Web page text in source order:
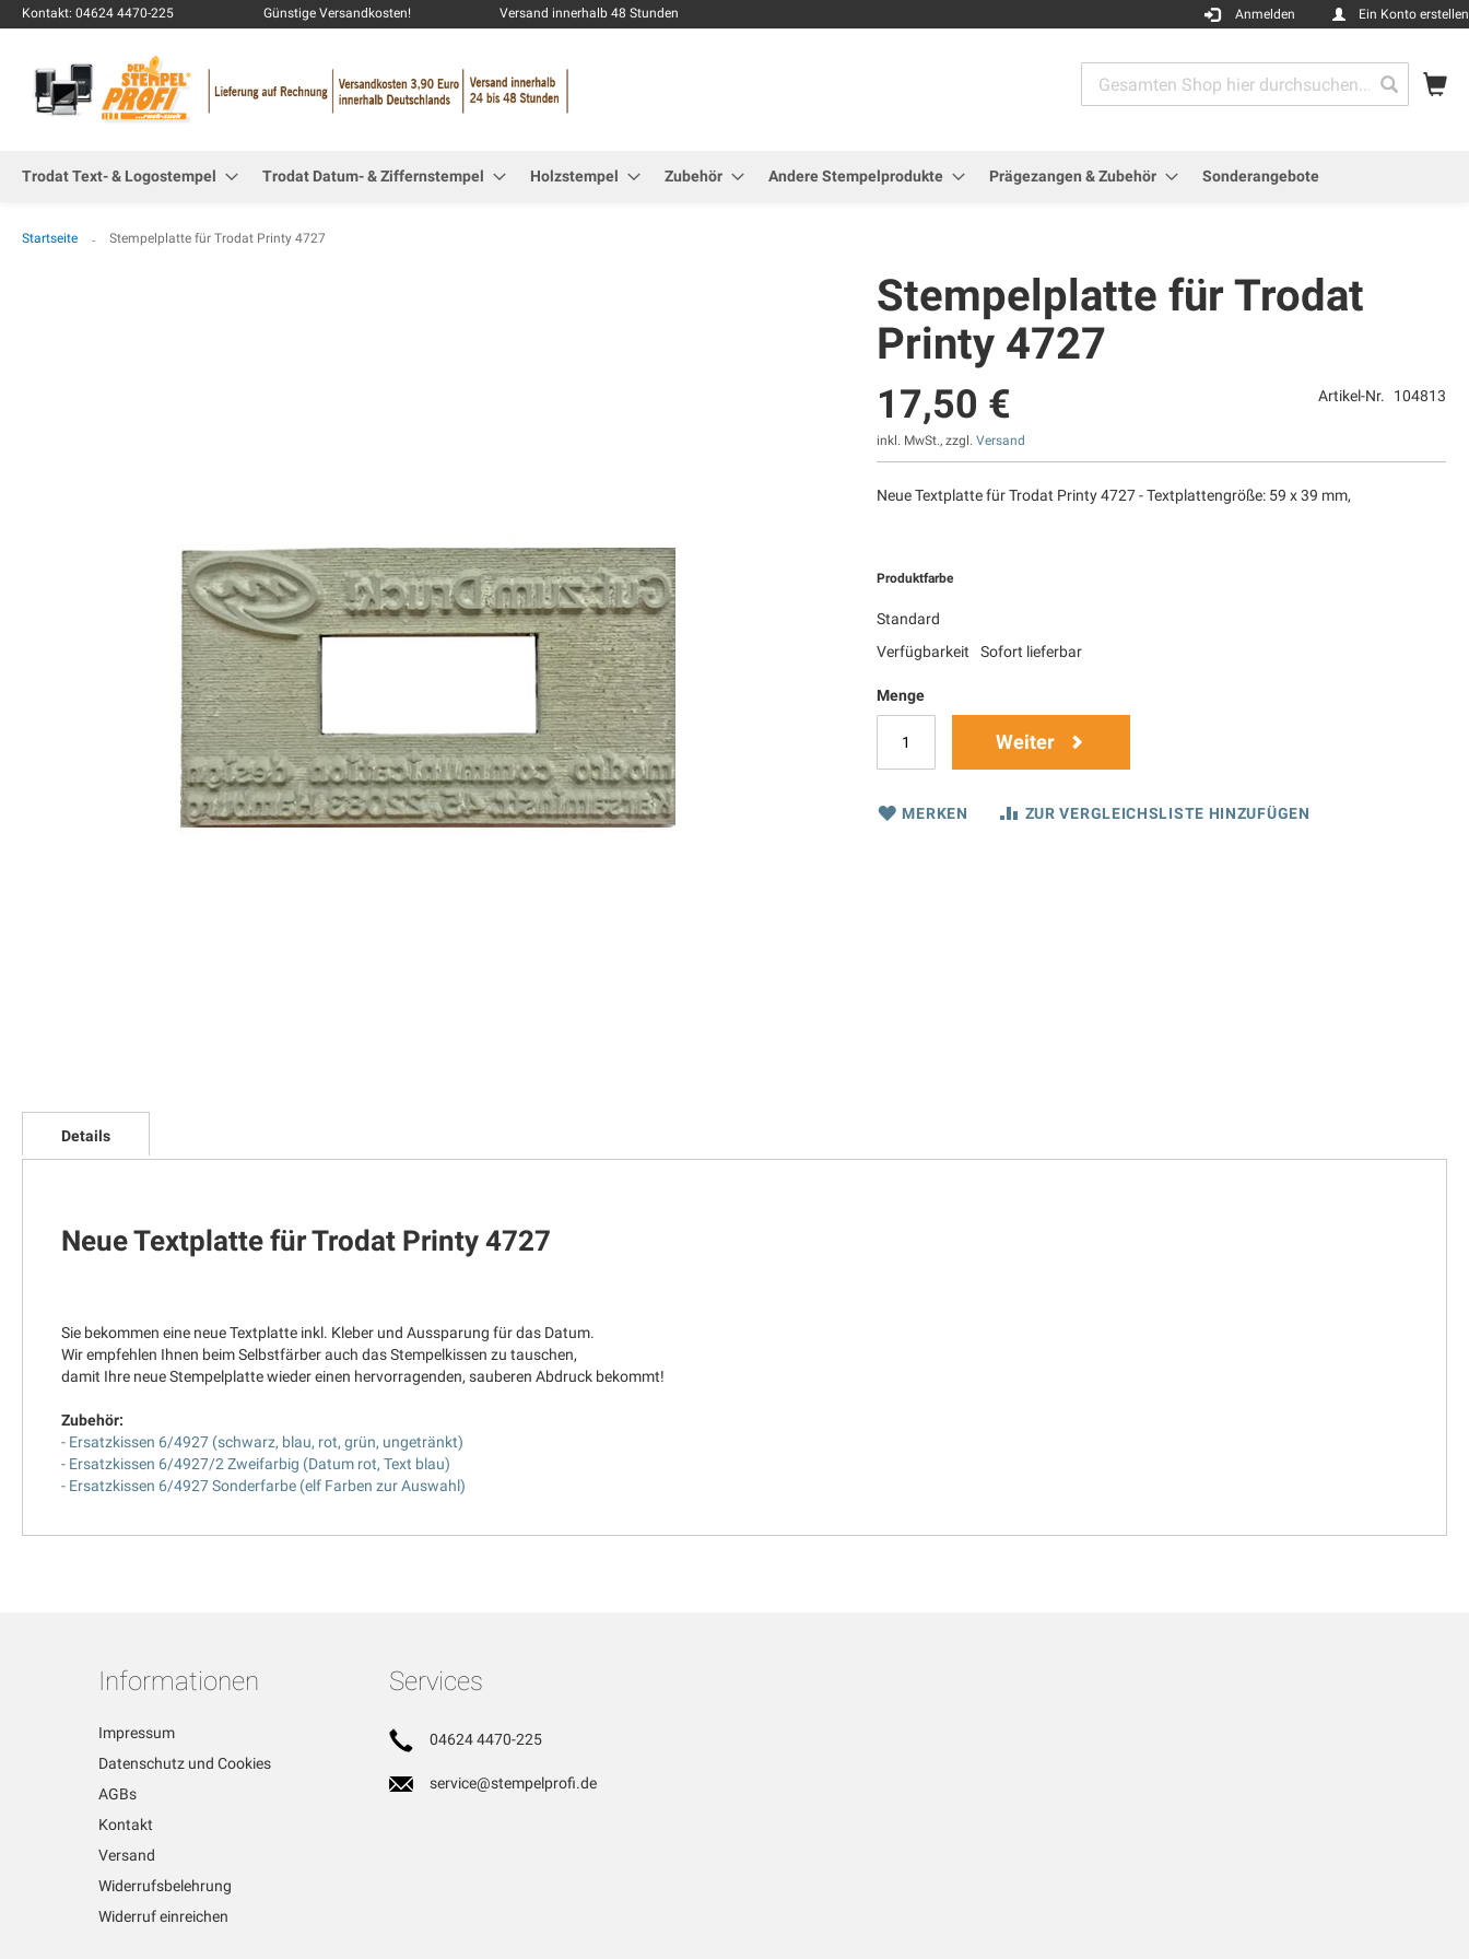
Kontakt: 04624 4470-225 Günstige Versandkosten! Versand innerhalb 48 Stunden Anmelden Ein Konto erstellen
Search
Trodat Text- & Logostempel Trodat Datum- & Ziffernstempel Holzstempel Zubehör Andere Stempelprodukte Prägezangen & Zubehör Sonderangebote
Startseite Stempelplatte für Trodat Printy 4727
Anfang
Bildgalerie
Stempelplatte für Trodat
Printy 4727
17,50 €
inkl. MwSt., zzgl.Versand
Artikel-Nr. 104813
Neue Textplatte für Trodat Printy 4727 - Textplattengröße: 59 x 39 mm,
Produktfarbe
Standard
Verfügbarkeit
Sofort lieferbar
Menge
Weiter
MERKEN ZUR VERGLEICHSLISTE HINZUFÜGEN
Details
Neue Textplatte für Trodat Printy 4727
Sie bekommen eine neue Textplatte inkl. Kleber und Aussparung für das Datum.
Wir empfehlen Ihnen beim Selbstfärber auch das Stempelkissen zu tauschen,
damit Ihre neue Stempelplatte wieder einen hervorragenden, sauberen Abdruck bekommt!
Zubehör:
- Ersatzkissen 6/4927 (schwarz, blau, rot, grün, ungetränkt)
- Ersatzkissen 6/4927/2 Zweifarbig (Datum rot, Text blau)
- Ersatzkissen 6/4927 Sonderfarbe (elf Farben zur Auswahl)
Informationen
Impressum
Datenschutz und Cookies
AGBs
Kontakt
Versand
Widerrufsbelehrung
Widerruf einreichen
Services
04624 4470-225
service@stempelprofi.de